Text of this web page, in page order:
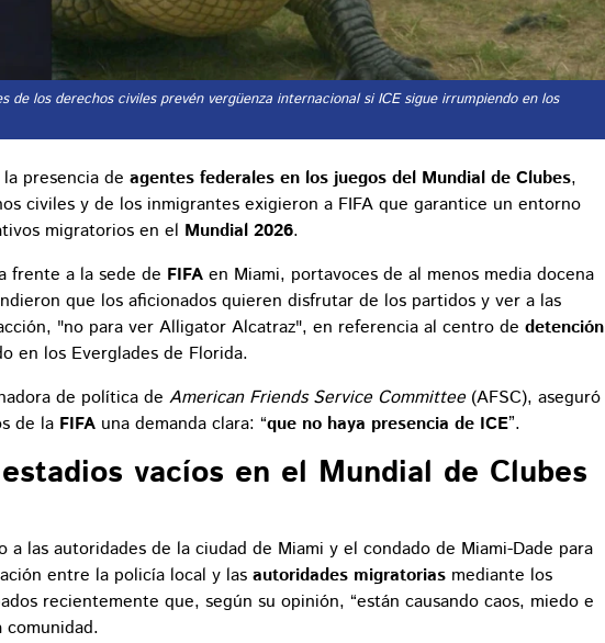
de los derechos civiles prevén vergüenza internacional si ICE sigue irrumpiendo en los
presencia de agentes federales en los juegos del Mundial de Clubes,
civiles y de los inmigrantes exigieron a FIFA que garantice un entorno
migratorios en el Mundial 2026.
frente a la sede de FIFA en Miami, portavoces de al menos media docena
que los aficionados quieren disfrutar de los partidos y ver a las
"no para ver Alligator Alcatraz", en referencia al centro de detención
en los Everglades de Florida.
de política de American Friends Service Committee(AFSC), aseguró
de la FIFA una demanda clara: “que no haya presencia de ICE”.
vacíos en el Mundial de Clubes
a las autoridades de la ciudad de Miami y el condado de Miami-Dade para
entre la policía local y las autoridades migratorias mediante los
recientemente que, según su opinión, “están causando caos, miedo e